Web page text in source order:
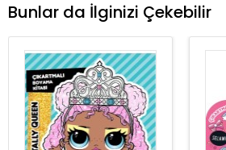
Bunlar da İlginizi Çekebilir